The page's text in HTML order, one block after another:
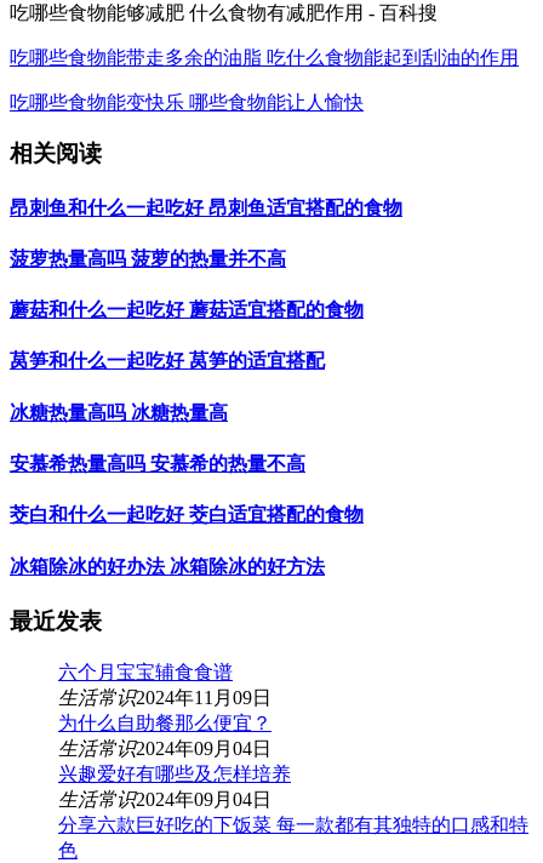
吃哪些食物能够减肥 什么食物有减肥作用 - 百科搜
吃哪些食物能带走多余的油脂 吃什么食物能起到刮油的作用
吃哪些食物能变快乐 哪些食物能让人愉快
相关阅读
昂刺鱼和什么一起吃好 昂刺鱼适宜搭配的食物
菠萝热量高吗 菠萝的热量并不高
蘑菇和什么一起吃好 蘑菇适宜搭配的食物
莴笋和什么一起吃好 莴笋的适宜搭配
冰糖热量高吗 冰糖热量高
安慕希热量高吗 安慕希的热量不高
茭白和什么一起吃好 茭白适宜搭配的食物
冰箱除冰的好办法 冰箱除冰的好方法
最近发表
六个月宝宝辅食食谱
生活常识2024年11月09日
为什么自助餐那么便宜？
生活常识2024年09月04日
兴趣爱好有哪些及怎样培养
生活常识2024年09月04日
分享六款巨好吃的下饭菜 每一款都有其独特的口感和特
色